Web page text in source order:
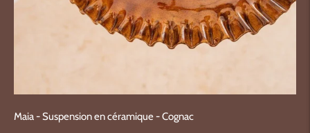
Maia - Suspension en céramique - Cognac